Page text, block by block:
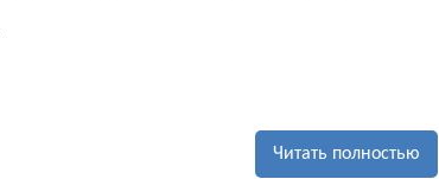
Читать полностью